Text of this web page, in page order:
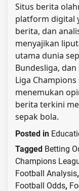
Situs berita
platform digital
berita, dan
menyajikan
utama dunia
Bundesliga,
Liga
menemukan
berita terkini
sepak bola.
Posted in
Tagged Betting
Champions
Football Analysis,
Football Odds,